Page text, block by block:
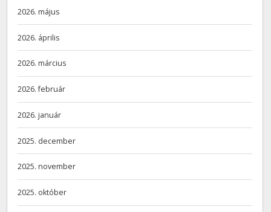
2026. május
2026. április
2026. március
2026. február
2026. január
2025. december
2025. november
2025. október